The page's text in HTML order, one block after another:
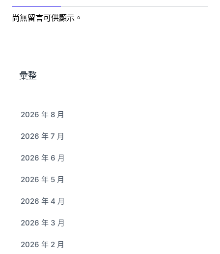
尚無留言可供顯示。
彙整
2026 年 8 月
2026 年 7 月
2026 年 6 月
2026 年 5 月
2026 年 4 月
2026 年 3 月
2026 年 2 月